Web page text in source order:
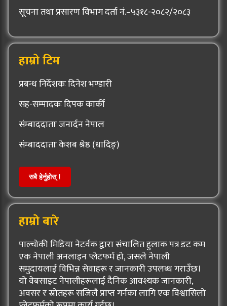
सूचना तथा प्रसारण विभाग दर्ता नं.–५३१८-२०८२/२०८३
हाम्रो टिम
प्रबन्ध निर्देशकः दिनेश भण्डारी
सह-सम्पादकः दिपक कार्की
संम्बाददाताः जनार्दन नेपाल
संम्बाददाताः केशब श्रेष्ठ (धादिङ्)
सबै हेर्नुहोस् !
हाम्रो बारे
पाल्चोकी मिडिया नेटर्वक द्वारा संचालित हुलाक पत्र डट कम
एक नेपाली अनलाइन प्लेटफर्म हो, जसले नेपाली
समुदायलाई विभिन्न सेवाहरू र जानकारी उपलब्ध गराउँछ।
यो वेबसाइट नेपालीहरूलाई दैनिक आवश्यक जानकारी,
अवसर र स्रोतहरू सजिलै प्राप्त गर्नका लागि एक विश्वासिलो